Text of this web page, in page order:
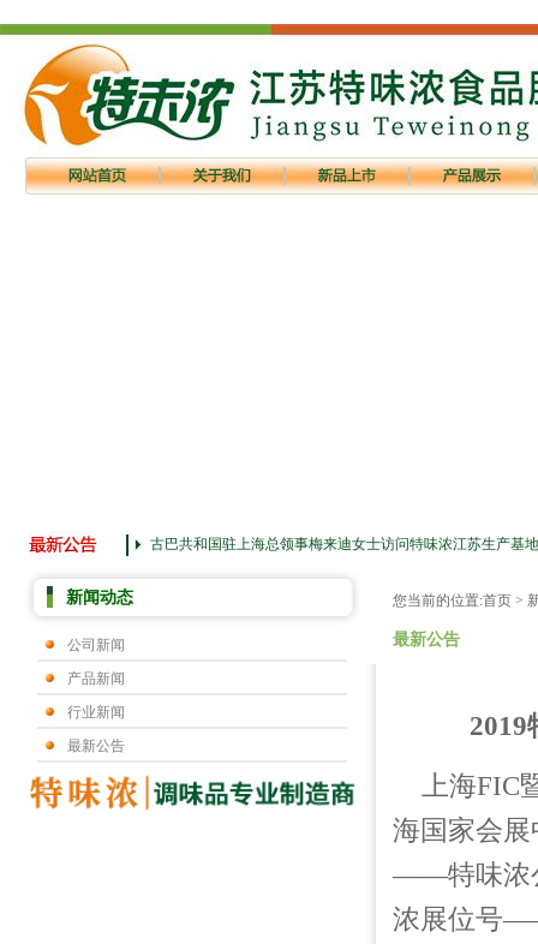
古巴共和国驻上海总领事梅来迪女士访问特味浓江苏生产基地
新闻动态
公司新闻
产品新闻
行业新闻
最新公告
您当前的位置:首页 >
最新公告
上海FIC
海国家会
——特味浓
浓展位号